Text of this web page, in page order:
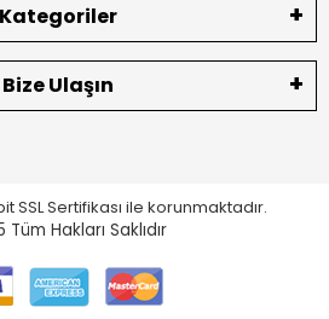
Kategoriler
Bize Ulaşın
SSL Sertifikası ile korunmaktadır.
Tüm Hakları Saklıdır